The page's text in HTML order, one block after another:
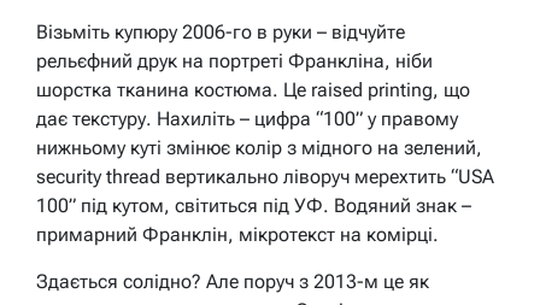
Візьміть купюру 2006-го в руки – відчуйте
рельєфний друк на портреті Франкліна, ніби
шорстка тканина костюма. Це raised printing, що
дає текстуру. Нахиліть – цифра “100” у правому
нижньому куті змінює колір з мідного на зелений,
security thread вертикально ліворуч мерехтить “USA
100” під кутом, світиться під УФ. Водяний знак –
примарний Франклін, мікротекст на комірці.
Здається солідно? Але поруч з 2013-м це як